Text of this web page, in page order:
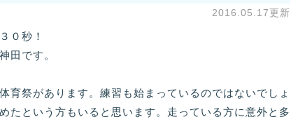
2016.05.17更新
０秒！
田です。
育祭があります。練習も始まっているのではないでしょ
たという方もいると思います。走っている方に意外と多